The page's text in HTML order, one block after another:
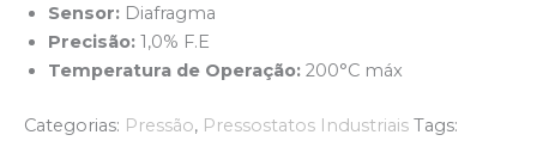
Sensor: Diafragma
Precisão: 1,0% F.E
Temperatura de Operação: 200°C máx
Categorias: Pressão, Pressostatos Industriais Tags: